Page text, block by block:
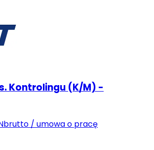
Kontrolingu (K/M) -
brutto / umowa o pracę